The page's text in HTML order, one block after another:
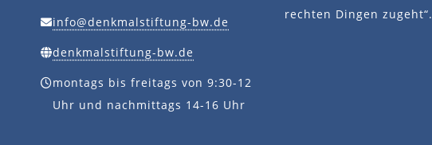
info@denkmalstiftung-bw.de
denkmalstiftung-bw.de
montags bis freitags von 9:30-12
Uhr und nachmittags 14-16 Uhr
rechten Dingen zugeht“.